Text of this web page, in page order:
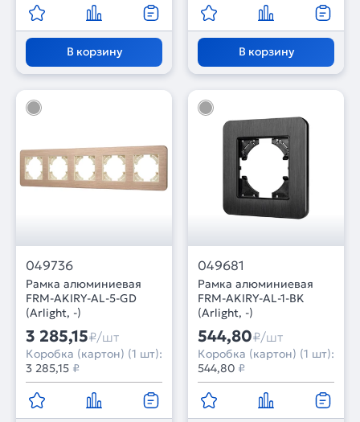
В корзину В корзину
049736
Рамка алюминиевая
FRM-AKIRY-AL-5-GD
(Arlight, -)
3 285,15₽/шт
Коробка (картон) (1 шт):
3 285,15 ₽
049681
Рамка алюминиевая
FRM-AKIRY-AL-1-BK
(Arlight, -)
544,80₽/шт
Коробка (картон) (1 шт):
544,80 ₽